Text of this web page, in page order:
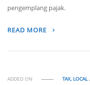
pengemplang pajak.
READ MORE
ADDED ON TAX, LOCAL